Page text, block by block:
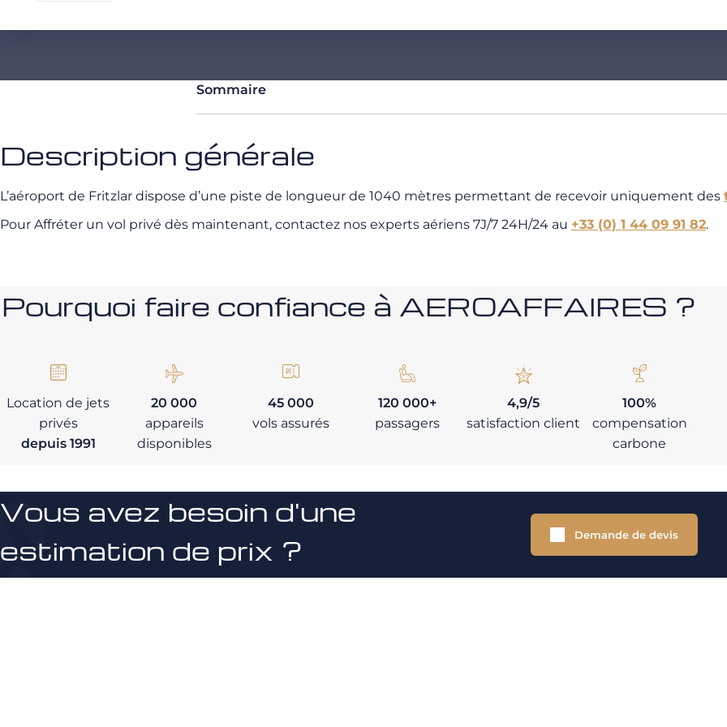
Sommaire
Description générale
L’aéroport de Fritzlar dispose d’une piste de longueur de 1040 mètres permettant de recevoir uniquement des
Pour Affréter un vol privé dès maintenant, contactez nos experts aériens 7J/7 24H/24 au +33 (0) 1 44 09 91 82.
Pourquoi faire confiance à AEROAFFAIRES ?
Location de jets
privés
depuis 1991
20 000
appareils
disponibles
45 000
vols assurés
120 000+
passagers
4,9/5
satisfaction client
100%
compensation
carbone
Vous avez besoin d'une
estimation de prix ?
Demande de devis